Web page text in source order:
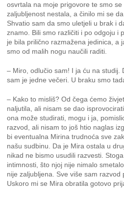
osvrtala na moje prigovore te smo
zaljubljenost nestala, a činilo mi se
Shvatio sam da smo uletjeli u brak i
znamo. Bili smo različiti i po odgoju i
je bila prilično razmažena jedinica, a
smo od malih nogu naučili raditi.
– Miro, odlučio sam! I ja ću na studij.
sam je jedne večeri. U braku smo
– Kako to misliš? Od čega ćemo
naljutila, ali nisam se dao
ona može studirati, mogu i ja,
razvod, ali nisam to još htio naglas
bi eventualna Mirina trudnoća sve
našu sudbinu. Da je Mira ostala u
nikad ne bismo usudili razvesti.
intimnosti, što njoj nije nimalo
nije zaljubljena. Sve više sam razvod
Uskoro mi se Mira obratila gotovo